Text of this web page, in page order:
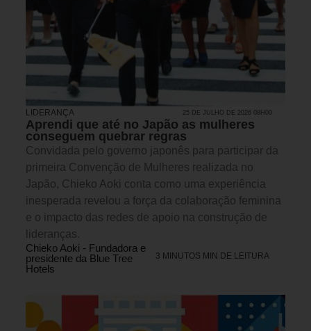
LIDERANÇA 25 DE JULHO DE 2026 08H00
Aprendi que até no Japão as mulheres
conseguem quebrar regras
Convidada pelo governo japonês para participar da
primeira Convenção de Mulheres realizada no
Japão, Chieko Aoki conta como uma experiência
inesperada revelou a força da colaboração feminina
e o impacto das redes de apoio na construção de
lideranças.
Chieko Aoki - Fundadora e
presidente da Blue Tree
Hotels
3 MINUTOS MIN DE LEITURA